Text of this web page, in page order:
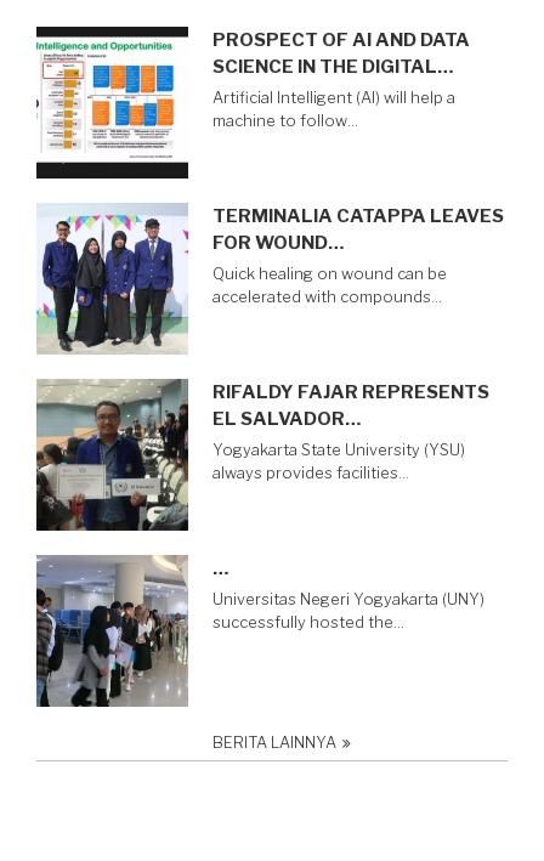
PROSPECT OF AI AND DATA
SCIENCE IN THE DIGITAL…
Artificial Intelligent (AI) will help a
machine to follow…
TERMINALIA CATAPPA LEAVES
FOR WOUND…
Quick healing on wound can be
accelerated with compounds…
RIFALDY FAJAR REPRESENTS
EL SALVADOR…
Yogyakarta State University (YSU)
always provides facilities…
…
Universitas Negeri Yogyakarta (UNY)
successfully hosted the…
BERITA LAINNYA